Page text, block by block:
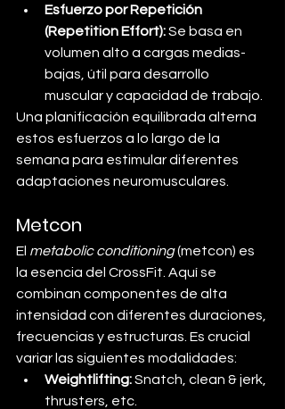
Esfuerzo por Repetición
(Repetition Effort): Se basa en
volumen alto a cargas medias-
bajas, útil para desarrollo
muscular y capacidad de trabajo.
Una planificación equilibrada alterna
estos esfuerzos a lo largo de la
semana para estimular diferentes
adaptaciones neuromusculares.
Metcon
El metabolic conditioning (metcon) es
la esencia del CrossFit. Aquí se
combinan componentes de alta
intensidad con diferentes duraciones,
frecuencias y estructuras. Es crucial
variar las siguientes modalidades:
Weightlifting: Snatch, clean & jerk,
thrusters, etc.